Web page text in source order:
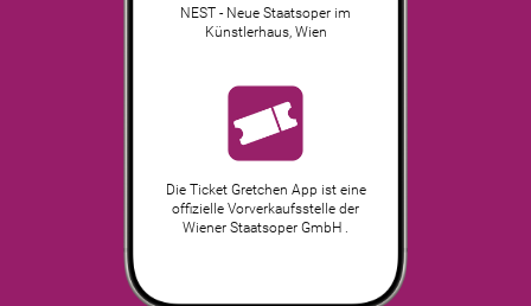
NEST - Neue Staatsoper im
Künstlerhaus, Wien
Die Ticket Gretchen App ist eine
offizielle Vorverkaufsstelle der
Wiener Staatsoper GmbH .